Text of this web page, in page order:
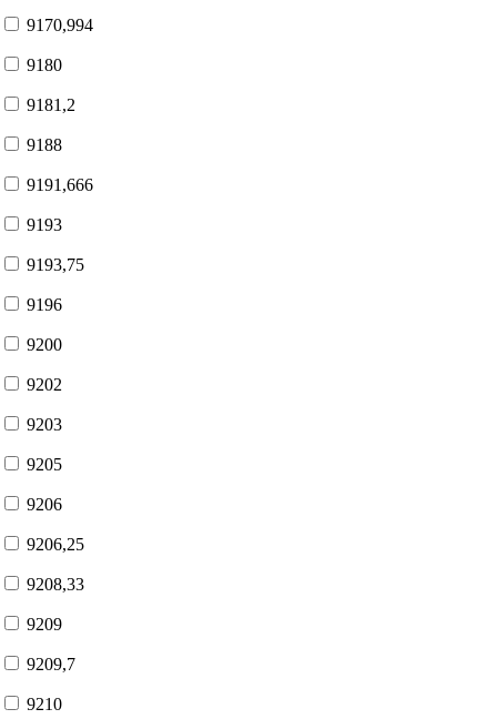
9170,994
9180
9181,2
9188
9191,666
9193
9193,75
9196
9200
9202
9203
9205
9206
9206,25
9208,33
9209
9209,7
9210